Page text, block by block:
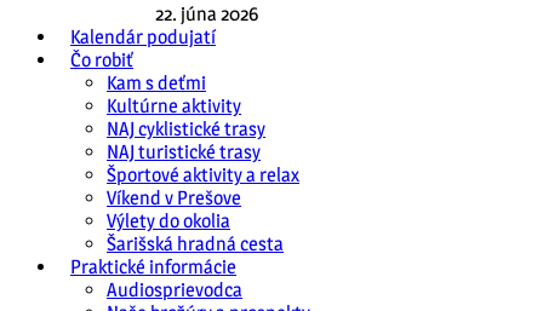
22. júna 2026
Kalendár podujatí
Čo robiť
Kam s deťmi
Kultúrne aktivity
NAJ cyklistické trasy
NAJ turistické trasy
Športové aktivity a relax
Víkend v Prešove
Výlety do okolia
Šarišská hradná cesta
Praktické informácie
Audiosprievodca